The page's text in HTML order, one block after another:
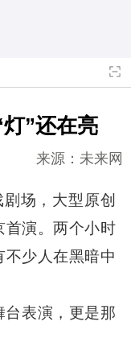
”还在亮
来源：未来网
场，大型原创
首演。两个小时
少人在黑暗中
表演，更是那